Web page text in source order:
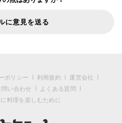
に意見を送る
ポリシー 利用規約
運営会社
い合わせ
よくある質問
料理を楽しむために